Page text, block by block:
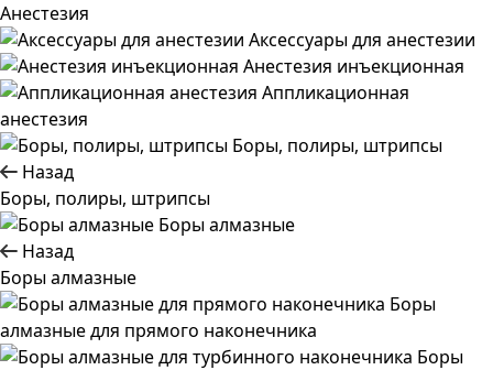
Анестезия
Аксессуары для анестезии
Анестезия инъекционная
Аппликационная
анестезия
Боры, полиры, штрипсы
Назад
Боры, полиры, штрипсы
Боры алмазные
Назад
Боры алмазные
Боры
алмазные для прямого наконечника
Боры